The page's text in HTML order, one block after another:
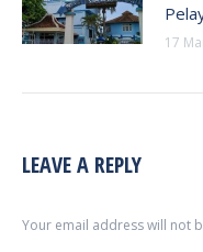
17
LEAVE A REPLY
Your email address will not